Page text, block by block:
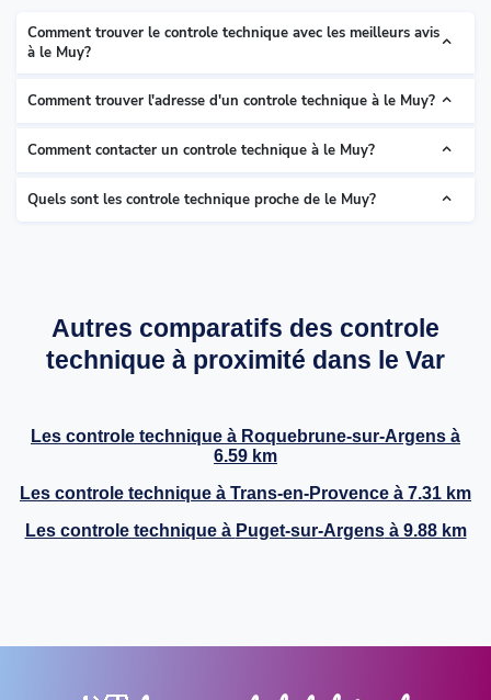
Comment trouver le controle technique avec les meilleurs avis
à le Muy?
Comment trouver l'adresse d'un controle technique à le Muy?
Comment contacter un controle technique à le Muy?
Quels sont les controle technique proche de le Muy?
Autres comparatifs des controle
technique à proximité dans le Var
Les controle technique à Roquebrune-sur-Argens à
6.59 km
Les controle technique à Trans-en-Provence à 7.31 km
Les controle technique à Puget-sur-Argensà 9.88 km